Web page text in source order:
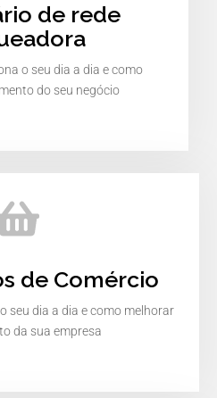
de rede
o seu dia a dia e como
do seu negócio
de Comércio
seu dia a dia e como melhorar
da sua empresa